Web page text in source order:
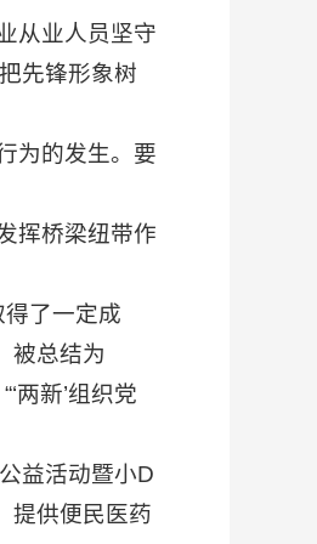
从业人员坚守
先锋形象树
为的发生。要
挥桥梁纽带作
了一定成
被总结为
两新’组织党
益活动暨小D
提供便民医药